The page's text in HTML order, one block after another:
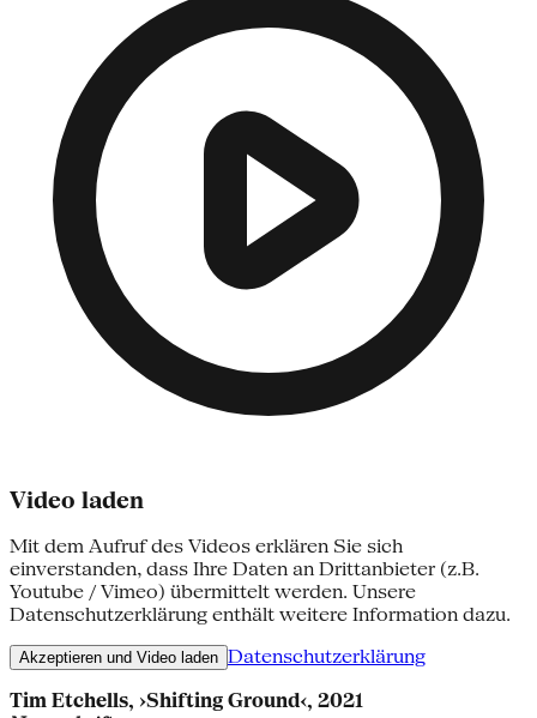
Video laden
Mit dem Aufruf des Videos erklären Sie sich
einverstanden, dass Ihre Daten an Drittanbieter (z.B.
Youtube / Vimeo) übermittelt werden. Unsere
Datenschutzerklärung enthält weitere Information dazu.
Akzeptieren und Video laden Datenschutzerklärung
Tim Etchells, ›Shifting Ground‹, 2021